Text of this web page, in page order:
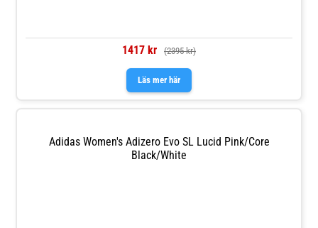
1417 kr (2395 kr)
Läs mer här
Adidas Women's Adizero Evo SL Lucid Pink/Core
Black/White